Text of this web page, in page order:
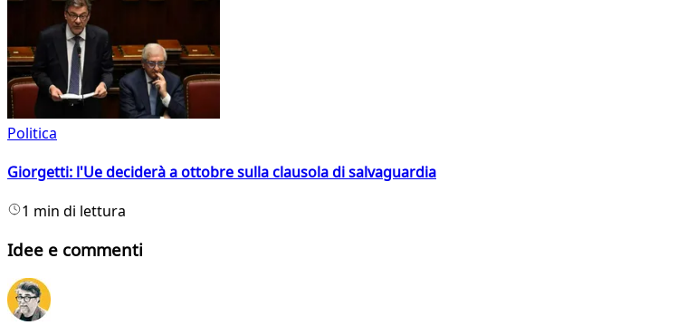
Politica
Giorgetti: l'Ue deciderà a ottobre sulla clausola di salvaguardia
1 min di lettura
Idee e commenti